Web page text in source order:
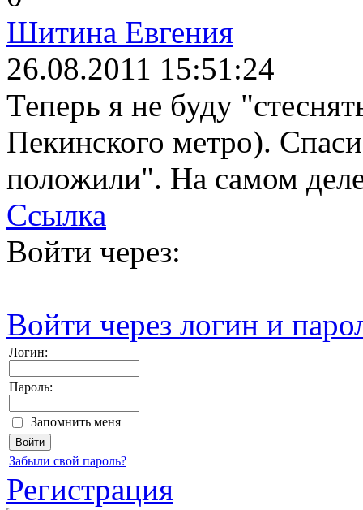
Шитина Евгения
26.08.2011 15:51:24
Теперь я не буду
Пекинского метро).
положили". На самом
Ссылка
Войти через:
Войти через логин и
Логин:
Пароль:
Запомнить меня
Забыли свой пароль?
Регистрация